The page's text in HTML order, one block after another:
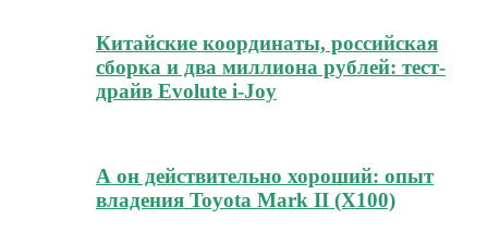
Китайские координаты, российская
сборка и два миллиона рублей: тест-
драйв Evolute i-Joy
А он действительно хороший: опыт
владения Toyota Mark II (Х100)